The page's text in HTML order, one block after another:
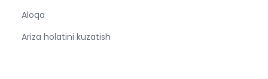
Aloqa
Ariza holatini kuzatish